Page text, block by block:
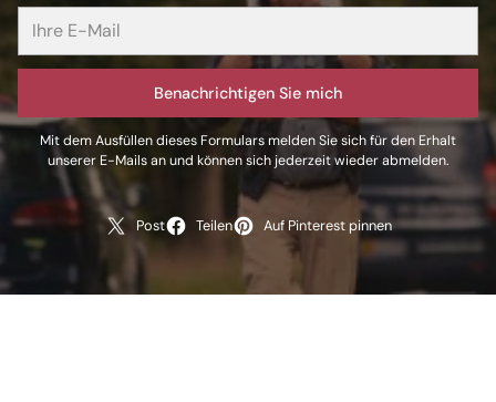
Benachrichtigen Sie mich
Mit dem Ausfüllen dieses Formulars melden Sie sich für den Erhalt
unserer E-Mails an und können sich jederzeit wieder abmelden.
Post Teilen Auf Pinterest pinnen